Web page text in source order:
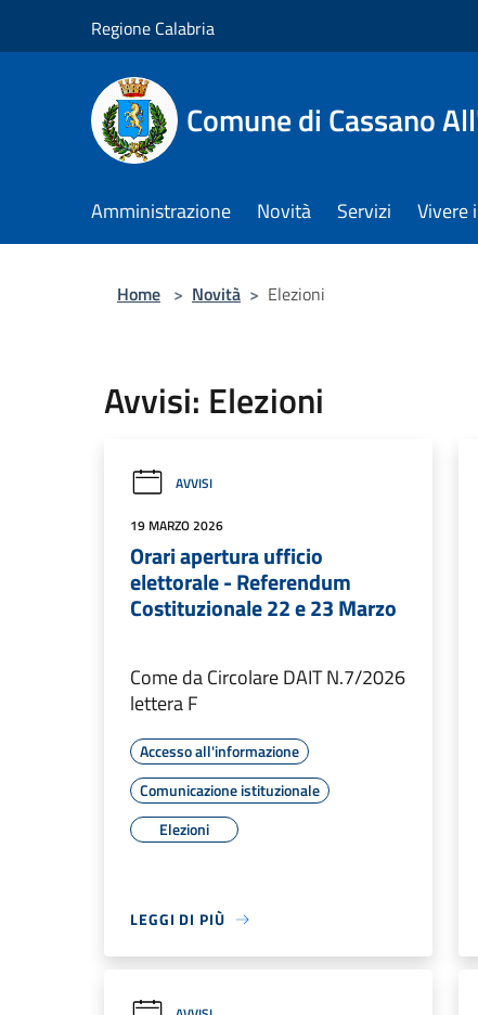
Regione Calabria
Comune di Cassano
Amministrazione Novità Servizi Vivere
Home > Novità > Elezioni
Avvisi: Elezioni
AVVISI
19 MARZO 2026
Orari apertura ufficio
elettorale - Referendum
Costituzionale 22 e 23 Marzo
Come da Circolare DAIT N.7/2026
lettera F
Accesso all'informazione
Comunicazione istituzionale
Elezioni
LEGGI DI PIÙ